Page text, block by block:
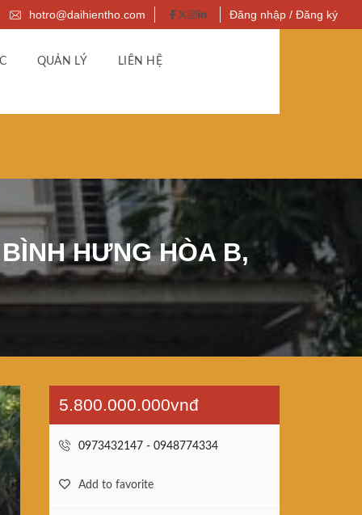
hotro@daihientho.com Đăng nhập / Đăng ký
QUẢN LÝ LIÊN HỆ
HƯNG HÒA B,
5.800.000.000vnđ
0973432147 - 0948774334
Add to favorite